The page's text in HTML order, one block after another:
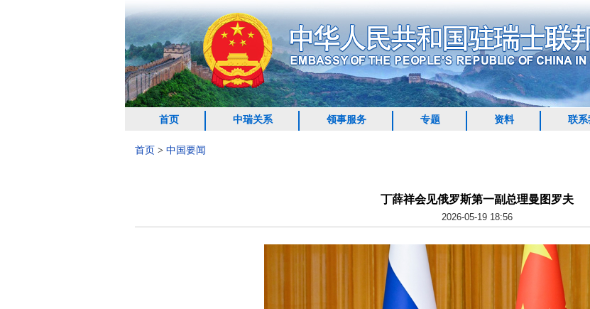
首页 中瑞关系 领事服务 专题 资料 联系
首页 > 中国要闻
丁薛祥会见俄罗斯第一副总理曼图罗夫
2026-05-19 18:56